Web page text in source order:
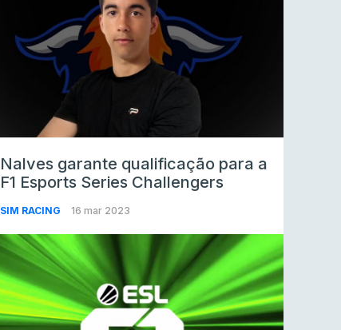
Nalves garante qualificação para a
F1 Esports Series Challengers
SIM RACING 16 mar 2023